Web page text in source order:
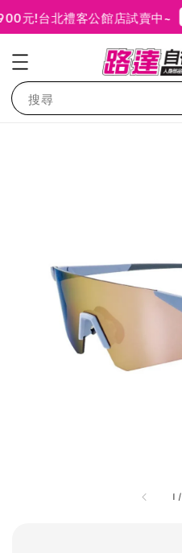
元!台北禮客公館店試賣中~
搜尋
1 /